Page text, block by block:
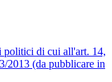
politici di cui all'art. 14,
2013 (da pubblicare in